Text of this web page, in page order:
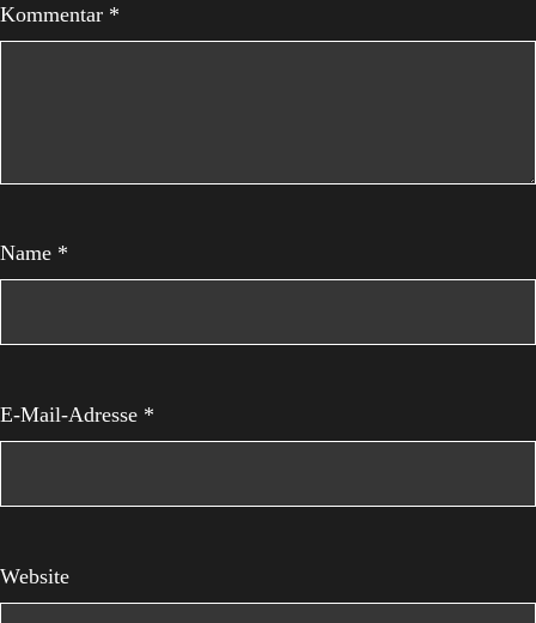
Kommentar *
Name *
E-Mail-Adresse *
Website